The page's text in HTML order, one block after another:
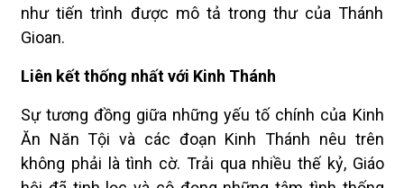
như tiến trình được mô tả trong thư của Thánh
Gioan.
Liên kết thống nhất với Kinh Thánh
Sự tương đồng giữa những yếu tố chính của Kinh
Ăn Năn Tội và các đoạn Kinh Thánh nêu trên
không phải là tình cờ. Trải qua nhiều thế kỷ, Giáo